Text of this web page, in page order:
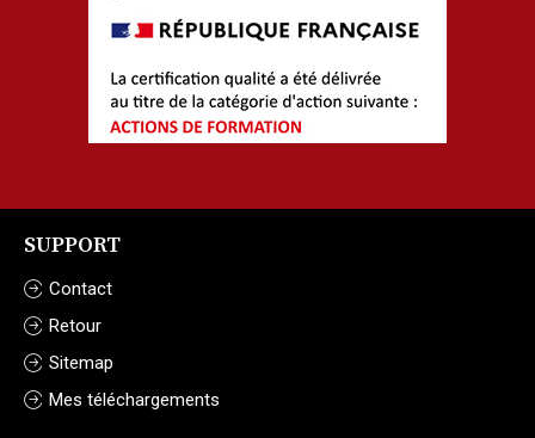
SUPPORT
Contact
Retour
Sitemap
Mes téléchargements